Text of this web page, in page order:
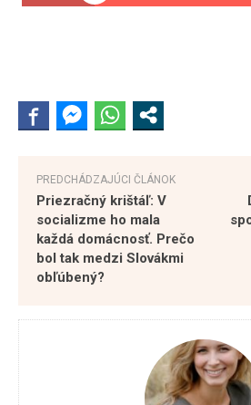
PREDCHÁDZAJÚCI ČLÁNOK
Priezračný krištáľ: V
socializme ho mala
každá domácnosť. Prečo
bol tak medzi Slovákmi
obľúbený?